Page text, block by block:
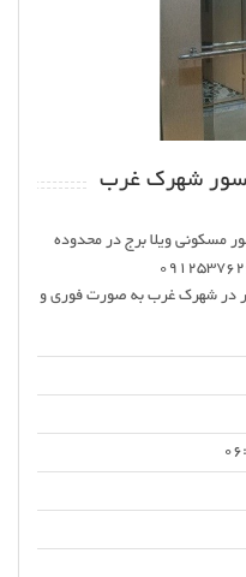
شهرک غرب
مسکونی ویلا برج در محدوده
در شهرک غرب به صورت فوری و